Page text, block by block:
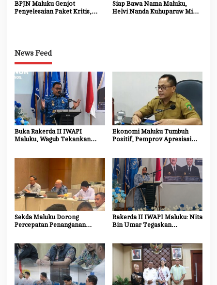
BPJN Maluku Genjot
Penyelesaian Paket Kritis,
Siap Bawa Nama Maluku,
Helvi Nanda Kuhuparuw Minta
News Feed
Buka Rakerda II IWAPI
Maluku, Wagub Tekankan
Ekonomi Maluku Tumbuh
Positif, Pemprov Apresiasi
Sekda Maluku Dorong
Percepatan Penanganan
Masela
Rakerda II IWAPI Maluku: Nita
Bin Umar Tegaskan
Ekonomi Daerah